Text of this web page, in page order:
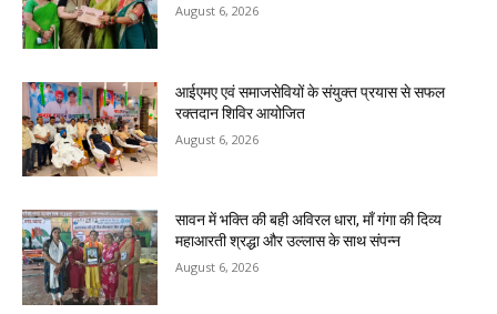
August 6, 2026
आईएमए एवं समाजसेवियों के संयुक्त प्रयास से सफल
रक्तदान शिविर आयोजित
August 6, 2026
सावन में भक्ति की बही अविरल धारा, माँ गंगा की दिव्य
महाआरती श्रद्धा और उल्लास के साथ संपन्न
August 6, 2026